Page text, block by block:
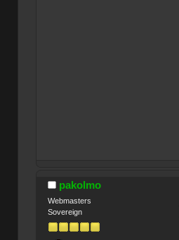
pakolmo
Webmasters
Sovereign